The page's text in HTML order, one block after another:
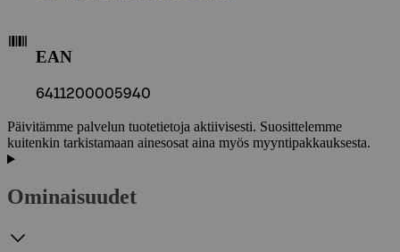
EAN
6411200005940
Päivitämme palvelun tuotetietoja aktiivisesti. Suosittelemme
kuitenkin tarkistamaan ainesosat aina myös myyntipakkauksesta.
Ominaisuudet